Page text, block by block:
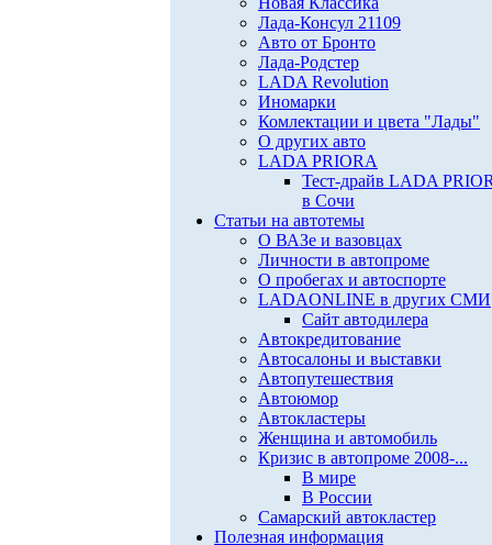
Лада-Консул 21109
Авто от Бронто
Лада-Родстер
LADA Revolution
Иномарки
Комлектации и цвета "Лады"
О других авто
LADA PRIORA
Тест-драйв LADA
в Сочи
Статьи на автотемы
О ВАЗе и вазовцах
Личности в автопроме
О пробегах и автоспорте
LADAONLINE в других СМИ
Сайт автодилера
Автокредитование
Автосалоны и выставки
Автопутешествия
Автоюмор
Автокластеры
Женщина и автомобиль
Кризис в автопроме 2008-...
В мире
В России
Самарский автокластер
Полезная информация